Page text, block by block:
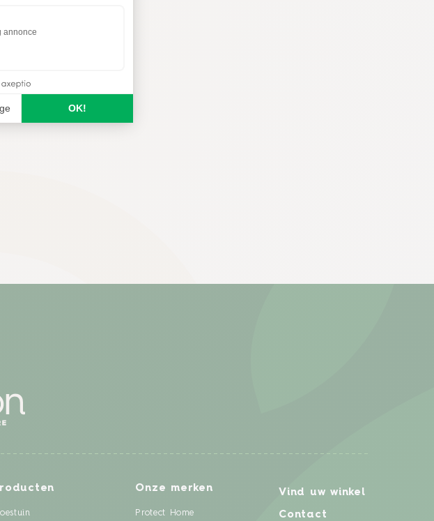
Onze merken
Protect Home
Vind uw winkel
Contact